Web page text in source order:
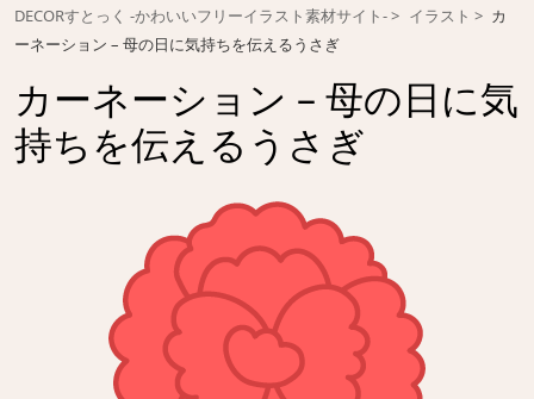
DECORすとっく -かわいいフリーイラスト素材サイト- イラスト
カ
ーネーション – 母の日に気持ちを伝えるうさぎ
カーネーション – 母の日に気
持ちを伝えるうさぎ